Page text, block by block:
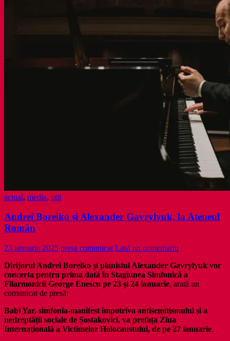
actual, media, util
Andrei Boreiko și Alexander Gavrylyuk, la Ateneul
Român
23 ianuarie 2025 presa comunicat Lasă un comentariu
Dirijorul Andrei Boreiko și pianistul Alexander Gavrylyuk vor
concerta pentru prima dată în Stagiunea Simfonică a
Filarmonicii George Enescu pe 23 și 24 ianuarie, arată un
comunicat de presă:
Babi Yar, simfonia-manifest împotriva antisemitismului și a
nedreptății sociale de Șostakovici, va prefața Ziua
Internațională a Victimelor Holocaustului, de pe 27 ianuarie.